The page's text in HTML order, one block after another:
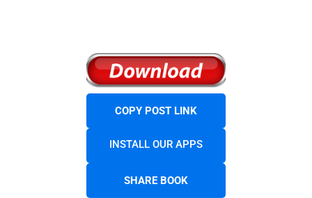
COPY POST LINK
INSTALL OUR APPS
SHARE BOOK